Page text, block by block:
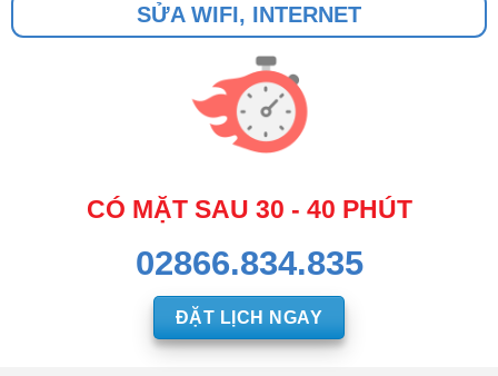
SỬA WIFI, INTERNET
CÓ MẶT SAU 30 - 40 PHÚT
02866.834.835
ĐẶT LỊCH NGAY